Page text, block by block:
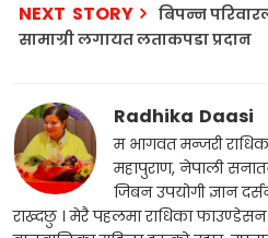
NEXT STORY
बिपन्न
सामाग्री लगायत लताकपडा प्रदान
Radhika Daasi
म भागवत मन्जरी
महापुराण, नेपाली
जिबन उपयोगी ज्ञान
राख्दछु । मेरै पहलमा राधिका